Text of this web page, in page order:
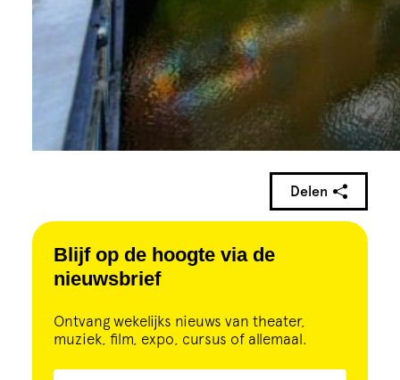
Blijf op de hoogte via de
nieuwsbrief
Ontvang wekelijks nieuws van theater,
muziek, film, expo, cursus of allemaal.
Delen